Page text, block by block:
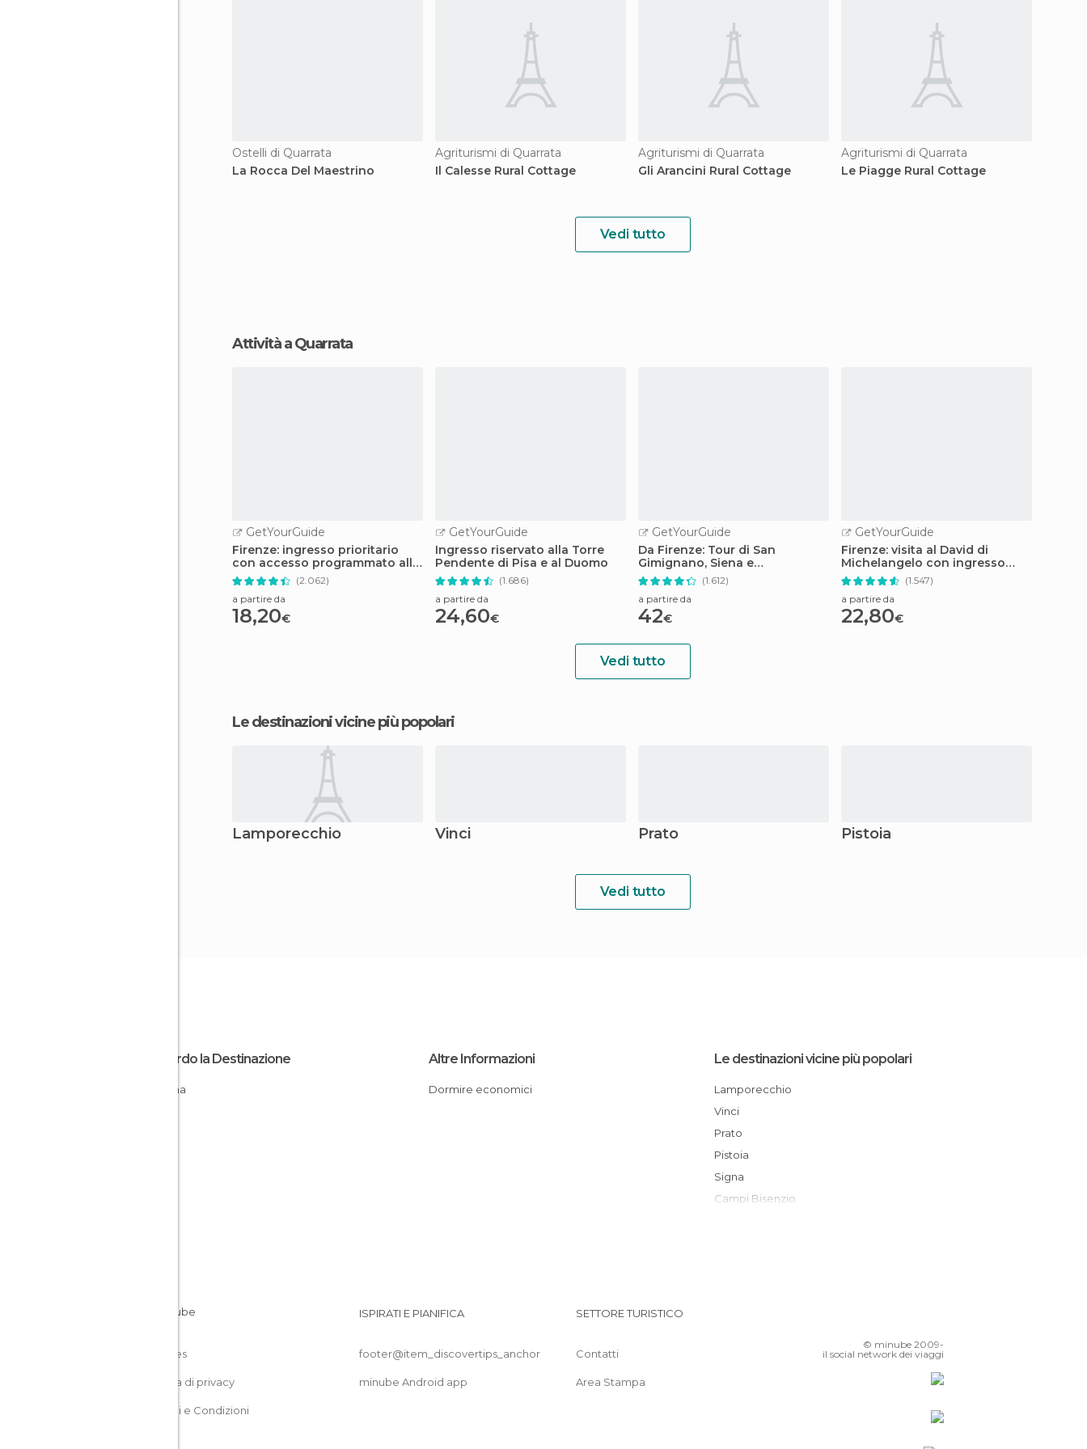
Ostelli di Quarrata
La Rocca Del Maestrino
Agriturismi di Quarrata
Il Calesse Rural Cottage
Agriturismi di Quarrata
Gli Arancini Rural Cottage
Agriturismi di Quarrata
Le Piagge Rural Cottage
Vedi tutto
Attività a Quarrata
GetYourGuide
Firenze: ingresso prioritario
con accesso programmato alla
Galleria degli Uffizi
(2.062)
a partire da
18,20€
GetYourGuide
Ingresso riservato alla Torre
Pendente di Pisa e al Duomo
(1.686)
a partire da
24,60€
GetYourGuide
Da Firenze: Tour di San
Gimignano, Siena e
Monteriggioni
(1.612)
a partire da
42€
GetYourGuide
Firenze: visita al David di
Michelangelo con ingresso
programmato
(1.547)
a partire da
22,80€
Vedi tutto
Le destinazioni vicine più popolari
Lamporecchio Vinci Prato Pistoia
Vedi tutto
Riguardo la Destinazione
Toscana
Altre Informazioni
Dormire economici
Le destinazioni vicine più popolari
Lamporecchio
Vinci
Prato
Pistoia
Signa
Campi Bisenzio
Cookies
Politica di privacy
Termini e Condizioni
ISPIRATI E PIANIFICA
footer@item_discovertips_anchor
minube Android app
SETTORE TURISTICO
Contatti
Area Stampa
© minube 2009-
il social network dei viaggi